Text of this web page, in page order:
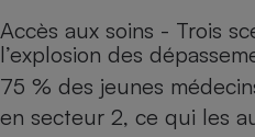
Accès aux soins - Trois
l’explosion des
75 % des jeunes
en secteur 2, ce qui les